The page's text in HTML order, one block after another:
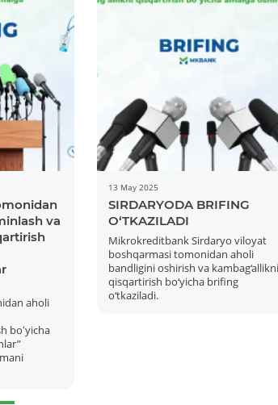
va
aholi
boʻyicha
13 May 2025
SIRDARYODA BRIFING
O‘TKAZILADI
Mikrokreditbank Sirdaryo viloyat
boshqarmasi tomonidan aholi
bandligini oshirish va kambag‘allikni
qisqartirish bo‘yicha brifing
o‘tkaziladi.
ochish Videoni ko‘rish